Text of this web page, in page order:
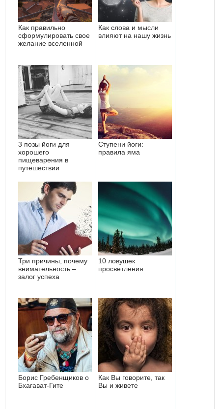
Как правильно
сформулировать свое
желание вселенной
Как слова и мысли
влияют на нашу жизнь
3 позы йоги для
хорошего
пищеварения в
путешествии
Ступени йоги:
правила яма
Три причины, почему
внимательность –
залог успеха
10 ловушек
просветления
Борис Гребенщиков о
Бхагават-Гите
Как Вы говорите, так
Вы и живете